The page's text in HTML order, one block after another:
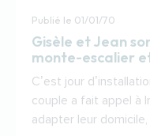
Publié le 01/01/70
Gisèle et Jean
monte-escalier
C’est jour
couple a fait appel à
adapter leur